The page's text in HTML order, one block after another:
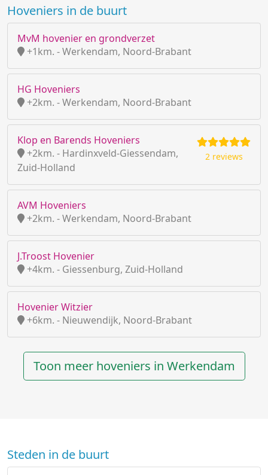
Hoveniers in de buurt
MvM hovenier en grondverzet
+1km. - Werkendam, Noord-Brabant
HG Hoveniers
+2km. - Werkendam, Noord-Brabant
Klop en Barends Hoveniers
+2km. - Hardinxveld-Giessendam,
Zuid-Holland
2 reviews
AVM Hoveniers
+2km. - Werkendam, Noord-Brabant
J.Troost Hovenier
+4km. - Giessenburg, Zuid-Holland
Hovenier Witzier
+6km. - Nieuwendijk, Noord-Brabant
Toon meer hoveniers in Werkendam
Steden in de buurt